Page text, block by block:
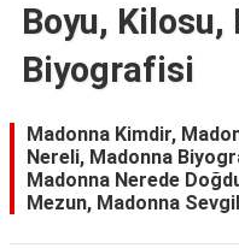
Boyu,
Biyografisi
Madonna Kimdir,
Nereli, Madonna
Madonna Nerede
Mezun, Madonna